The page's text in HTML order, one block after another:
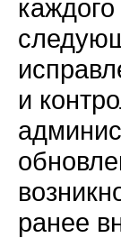
и
ранее